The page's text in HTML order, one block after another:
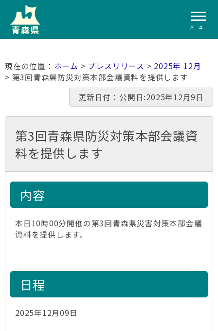
メニュー
ホーム > プレスリリース > 2025年 12月
> 第3回青森県防災対策本部会議資料を提供します
更新日付：公開日:2025年12月9日
第3回青森県防災対策本部会議資
料を提供します
内容
本日10時00分開催の第3回青森県災害対策本部会議
資料を提供します。
日程
2025年12月09日